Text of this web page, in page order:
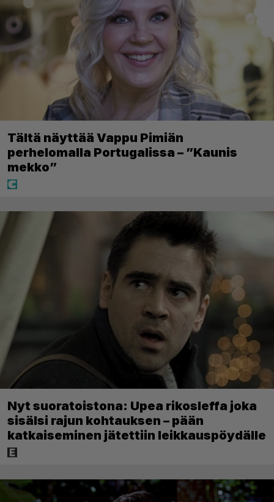
Tältä näyttää Vappu Pimiän
perhelomalla Portugalissa – ”Kaunis
mekko”
Nyt suoratoistona: Upea rikosleffa joka
sisälsi rajun kohtauksen – pään
katkaiseminen jätettiin leikkauspöydälle